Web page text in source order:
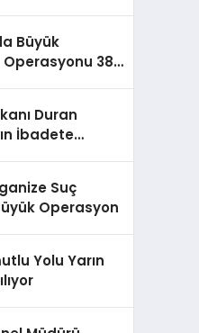
Büyük
387
Duran
İbadete
Suç
Operasyon
Yolu Yarın